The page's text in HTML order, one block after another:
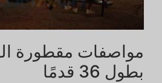
مواصفات مقطورة
بطول 36 قدمًا